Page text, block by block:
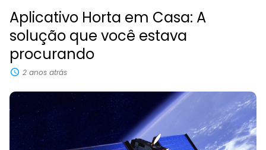
Aplicativo Horta em Casa: A
solução que você estava
procurando
2 anos atrás